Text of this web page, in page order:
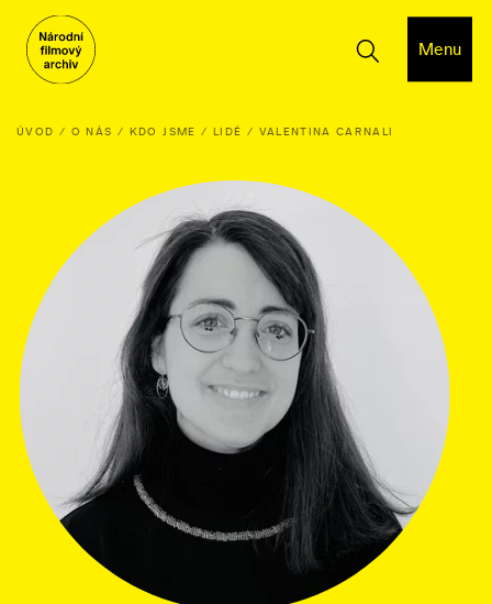
Menu
ÚVOD O NÁS KDO JSME LIDÉ VALENTINA CARNALI